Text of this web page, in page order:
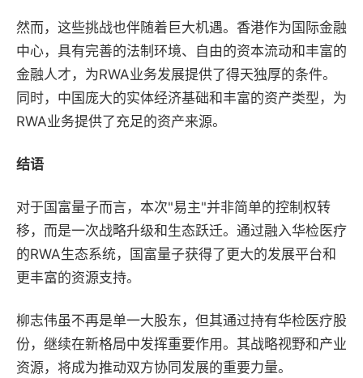
然而，这些挑战也伴随着巨大机遇。香港作为国际金融
中心，具有完善的法制环境、自由的资本流动和丰富的
金融人才，为RWA业务发展提供了得天独厚的条件。
同时，中国庞大的实体经济基础和丰富的资产类型，为
RWA业务提供了充足的资产来源。
结语
对于国富量子而言，本次"易主"并非简单的控制权转
移，而是一次战略升级和生态跃迁。通过融入华检医疗
的RWA生态系统，国富量子获得了更大的发展平台和
更丰富的资源支持。
柳志伟虽不再是单一大股东，但其通过持有华检医疗股
份，继续在新格局中发挥重要作用。其战略视野和产业
资源，将成为推动双方协同发展的重要力量。